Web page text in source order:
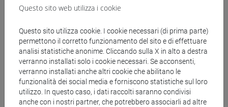
Corsi di studio e percorsi
[CT3] INFORMATICA - Laurea
european computer science
Questo sito web utilizza i cookie
Questo sito utilizza cookie. I cookie necessari (di prima parte)
permettono il corretto funzionamento del sito e di effettuare
analisi statistiche anonime. Cliccando sulla X in alto a destra
verranno installati solo i cookie necessari. Se acconsenti,
verranno installati anche altri cookie che abilitano le
funzionalità dei social media e forniscono statistiche sul loro
utilizzo. In questo caso, i dati raccolti saranno condivisi
anche con i nostri partner, che potrebbero associarli ad altre